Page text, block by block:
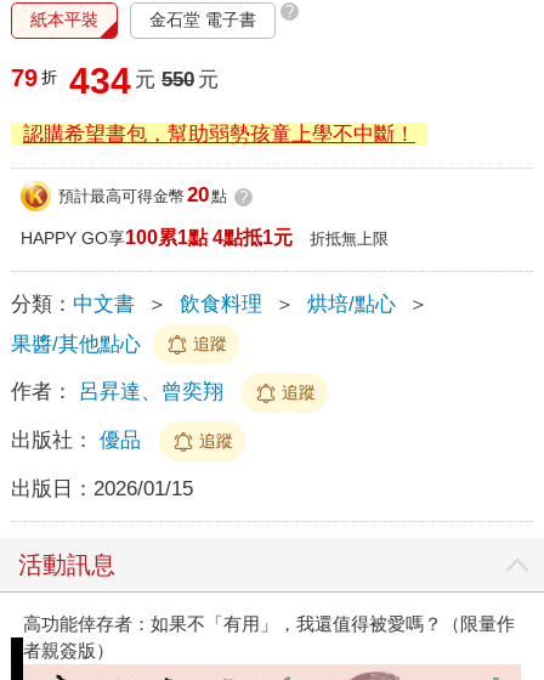
紙本平裝 金石堂 電子書 ?
79 折 434 元 550 元
認購希望書包，幫助弱勢孩童上學不中斷！
預計最高可得金幣 20點 ?
HAPPY GO享100累1點 4點抵1元 折抵無上限
分類： 中文書 ＞ 飲食料理 ＞ 烘培/點心
＞
果醬/其他點心
追蹤
作者： 呂昇達、曾奕翔 追蹤
出版社： 優品 追蹤
出版日： 2026/01/15
活動訊息
高功能倖存者：如果不「有用」，我還值得被愛嗎？（限量作
者親簽版）